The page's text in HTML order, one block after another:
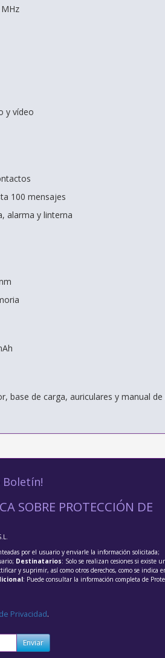
y vídeo
100 mensajes
alarma y linterna
base de carga, auriculares y manual de
Boletín!
SOBRE PROTECCIÓN DE
por el usuario y enviarle la información solicitada;
Destinatarios: Solo se realizan cesiones si existe
y suprimir, así como otros derechos, como se indica
: Puede consultar la información completa de
Privacidad.
Enviar